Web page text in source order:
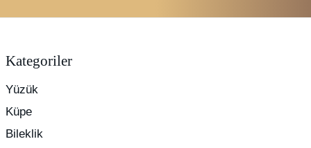
Kategoriler
Yüzük
Küpe
Bileklik